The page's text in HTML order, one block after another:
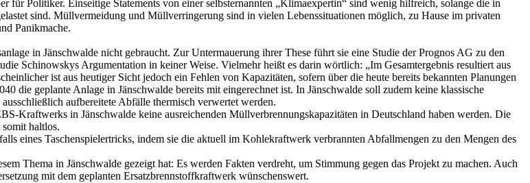
für Politiker. Einseitige Statements von einer selbsternannten „Klimaexpertin“ sind wenig hilfreich, solange die in
sind. Müllvermeidung und Müllverringerung sind in vielen Lebenssituationen möglich, zu Hause im privaten
Panikmache.
in Jänschwalde nicht gebraucht. Zur Untermauerung ihrer These führt sie eine Studie der Prognos AG zu den
Schinowskys Argumentation in keiner Weise. Vielmehr heißt es darin wörtlich: „Im Gesamtergebnis resultiert aus
ist aus heutiger Sicht jedoch ein Fehlen von Kapazitäten, sofern über die heute bereits bekannten Planungen
die geplante Anlage in Jänschwalde bereits mit eingerechnet ist. In Jänschwalde soll zudem keine klassische
aufbereitete Abfälle thermisch verwertet werden.
Kraftwerks in Jänschwalde keine ausreichenden Müllverbrennungskapazitäten in Deutschland haben werden. Die
haltlos.
eines Taschenspielertricks, indem sie die aktuell im Kohlekraftwerk verbrannten Abfallmengen zu den Mengen des
Thema in Jänschwalde gezeigt hat: Es werden Fakten verdreht, um Stimmung gegen das Projekt zu machen. Auch
mit dem geplanten Ersatzbrennstoffkraftwerk wünschenswert.